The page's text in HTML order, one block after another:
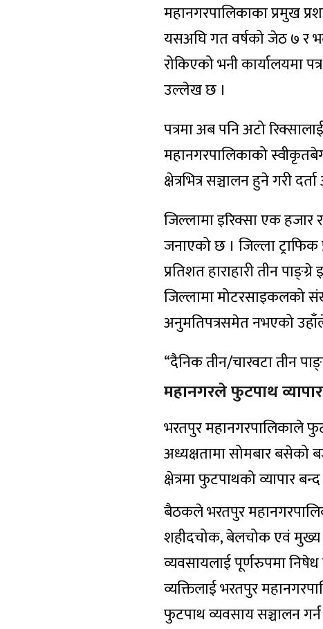
महानगरपालिकाका प्रमुख
यसअघि गत वर्षको जेठ ७ र
रोकिएको भनी कार्यालयमा
उल्लेख छ ।
पत्रमा अब पनि अटो
महानगरपालिकाको
क्षेत्रभित्र सञ्चालन हुने गरी
जिल्लामा इरिक्सा एक हजार
जनाएको छ । जिल्ला ट्राफिक
प्रतिशत हाराहारी तीन
जिल्लामा मोटरसाइकलको
अनुमतिपत्रसमेत नभएको
“दैनिक तीन/चारवटा तीन
महानगरले फुटपाथ
भरतपुर महानगरपालिकाले
अध्यक्षतामा सोमबार
क्षेत्रमा फुटपाथको व्यापार
बैठकले भरतपुर
शहीदचोक, बेलचोक एवं मुख्य
व्यवसायलाई पूर्णरुपमा
व्यक्तिलाई भरतपुर
फुटपाथ व्यवसाय सञ्चालन